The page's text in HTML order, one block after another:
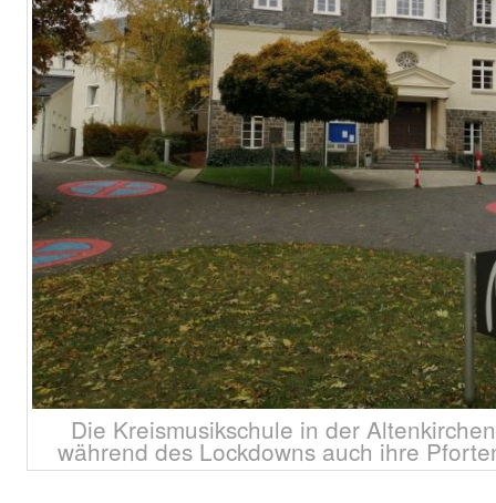
Die Kreismusikschule in der
während des Lockdowns auch ihre